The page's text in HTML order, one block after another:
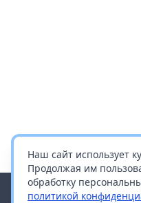
Наш сайт использует
Продолжая им
обработку
политикой